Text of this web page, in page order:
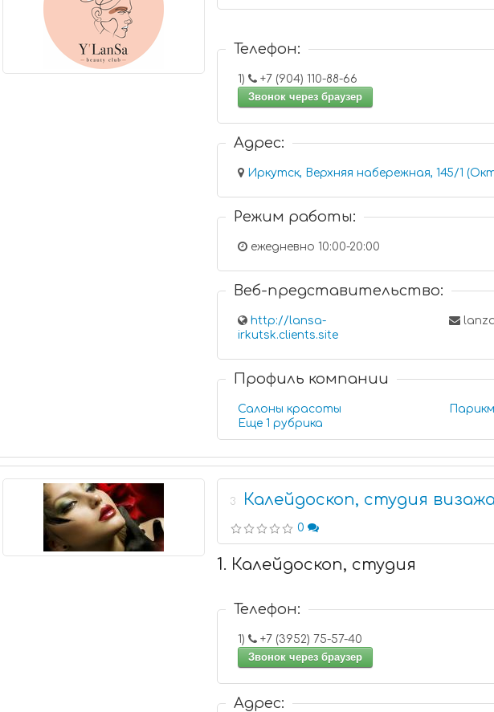
Телефон:
1)
+7 (904) 110-88-66
Звонок через браузер
Адрес:
Иркутск, Верхняя набережная, 145/1
Режим работы:
ежедневно 10:00-20:00
Веб-представительство:
http://lansa-
irkutsk.clients.site
Профиль компании
Салоны красоты
Еще 1 рубрика
3 Калейдоскоп, студия визажа
0
1. Калейдоскоп, студия
Телефон:
1)
+7 (3952) 75-57-40
Звонок через браузер
Адрес: